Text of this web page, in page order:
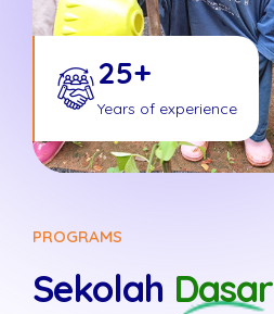
25+
Years of experience
PROGRAMS
Sekolah Dasar